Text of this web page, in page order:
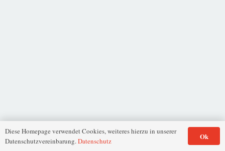
Diese Homepage verwendet Cookies, weiteres hierzu in unserer
Datenschutzvereinbarung.Datenschutz
Ok